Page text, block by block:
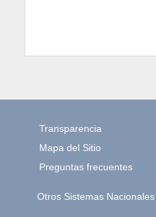
Transparencia
Mapa del Sitio
Preguntas frecuentes
Otros Sistemas Nacionales